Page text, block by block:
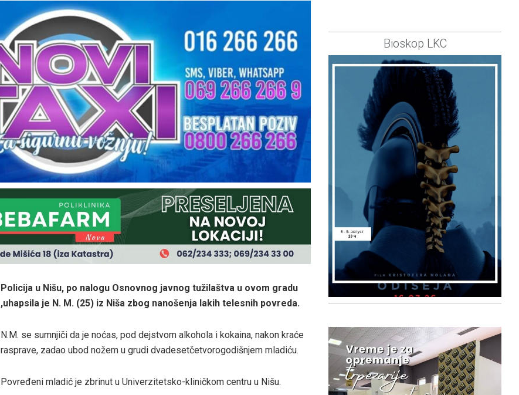
Policija u Nišu, po nalogu Osnovnog javnog tužilaštva u ovom gradu
,uhapsila je N. M. (25) iz Niša zbog nanošenja lakih telesnih povreda.
N.M. se sumnjiči da je noćas, pod dejstvom alkohola i kokaina, nakon kraće
rasprave, zadao ubod nožem u grudi dvadesetčetvorogodišnjem mladiću.
Povređeni mladić je zbrinut u Univerzitetsko-kliničkom centru u Nišu.
Bioskop LKC